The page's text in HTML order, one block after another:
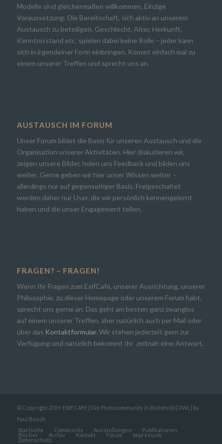
Modelle sind gleichermaßen willkommen. Einzige
Voraussetzung: Die Bereitschaft, sich aktiv an unserem
Austausch zu beteiligen. Geschlecht, Alter, Herkunft,
Kenntnisstand etc. spielen dabei keine Rolle – jeder kann
sich in irgendeiner Form einbringen. Kommt einfach mal zu
einem unserer Treffen und sprecht uns an.
AUSTAUSCH IM FORUM
Unser Forum bildet die Basis für unseren Austausch und die
Organisation unserer Aktivitäten. Hier diskutieren wir,
zeigen unsere Bilder, holen uns Feedback und bilden uns
weiter. Gerne geben wir hier unser Wissen weiter –
allerdings nur auf gegenseitiger Basis. Freigeschaltet
werden daher nur User, die wir persönlich kennengelernt
haben und die unser Engagement teilen.
FRAGEN? – FRAGEN!
Wenn Ihr Fragen zum ExifCafé, unserer Ausrichtung, unserer
Philosophie, zu dieser Homepage oder unserem Forum habt,
sprecht uns gerne an. Das geht am besten ganz zwanglos
auf einem unserer Treffen, aber natürlich auch per Mail oder
über das Kontaktformular. Wir stehen jederzeit gern zur
Verfügung und natürlich bekommt Ihr zeitnah eine Antwort.
© Copyright 2019 EXIF.CAFE | Die Photocommunity in Bielefeld [OWL] by
Paul Busch
Startseite
Community Ausstellungen Publikationen
Bücher Archiv Kontakt Forum Impressum
Datenschutz